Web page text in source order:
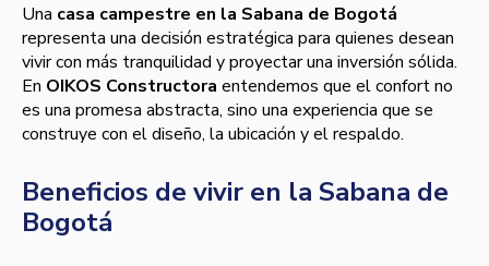
Una casa campestre en la Sabana de Bogotá
representa una decisión estratégica para quienes desean
vivir con más tranquilidad y proyectar una inversión sólida.
En OIKOS Constructora entendemos que el confort no
es una promesa abstracta, sino una experiencia que se
construye con el diseño, la ubicación y el respaldo.
Beneficios de vivir en la Sabana de
Bogotá